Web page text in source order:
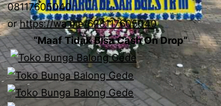
08117605040
orhttps://wa.me/628117605040
“Maaf Tidak Bisa Cash On Drop”